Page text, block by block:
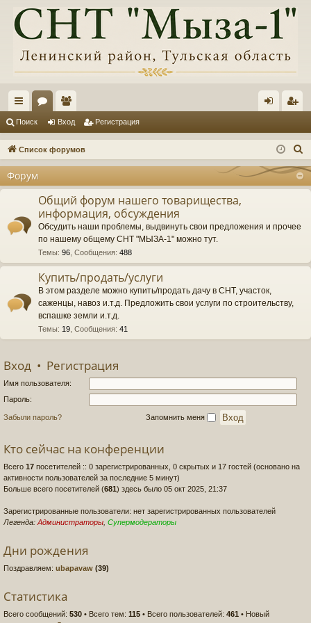
с
ы
и
ум
ол
ьз
ат
ел
и
д ис
ац
Поиск Вход Регистрация
Список форумов
Форум
Общий форум нашего товарищества,
информация, обсуждения
Обсудить наши проблемы, выдвинуть свои предложения и прочее
по нашему общему СНТ "МЫЗА-1" можно тут.
Темы: 96 Сообщения: 488
Купить/продать/услуги
В этом разделе можно купить/продать дачу в СНТ, участок,
саженцы, навоз и.т.д. Предложить свои услуги по строительству,
вспашке земли и.т.д.
Темы: 19 Сообщения: 41
Вход • Регистрация
Имя пользователя:
Пароль:
Забыли пароль? Запомнить меня
Кто сейчас на конференции
Всего 17 посетителей :: 0 зарегистрированных, 0 скрытых и 17 гостей (основано на
активности пользователей за последние 5 минут)
Больше всего посетителей (681) здесь было 05 окт 2025, 21:37
Зарегистрированные пользователи: нет зарегистрированных пользователей
Легенда: Администраторы Супермодераторы
Дни рождения
Поздравляем: ubapavaw (39)
Статистика
Всего сообщений: 530 • Всего тем: 115 • Всего пользователей: 461 • Новый